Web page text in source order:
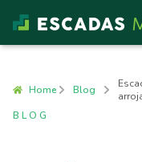
Home Blog
BLOG